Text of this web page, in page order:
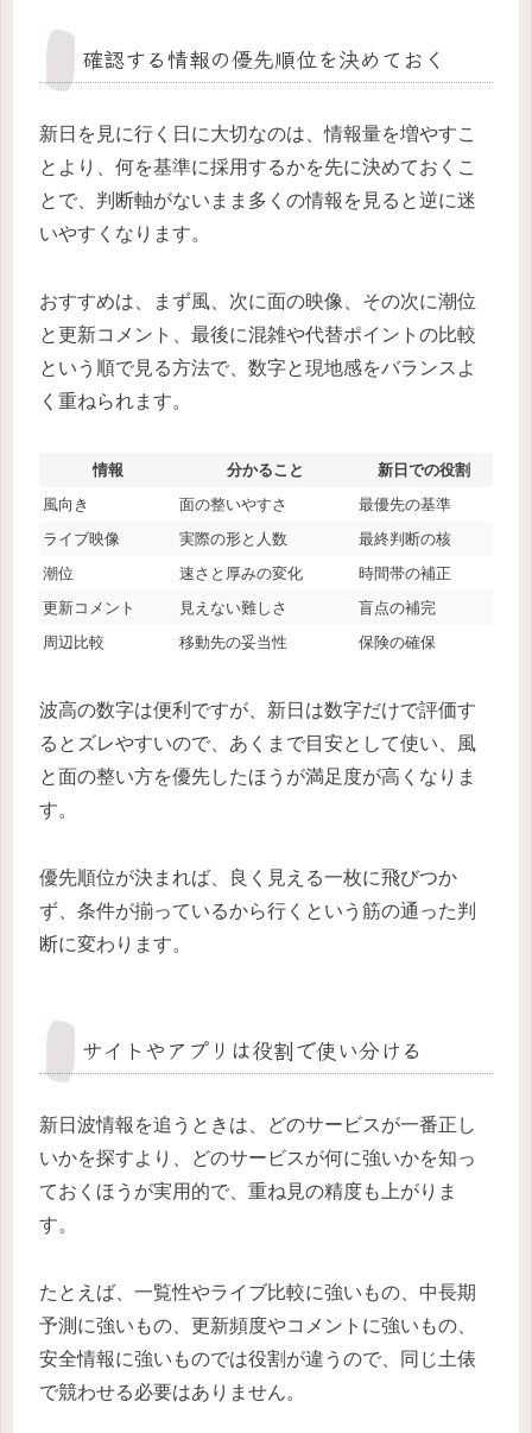
確認する情報の優先順位を決めておく
新日を見に行く日に大切なのは、情報量を増やすこ
とより、何を基準に採用するかを先に決めておくこ
とで、判断軸がないまま多くの情報を見ると逆に迷
いやすくなります。
おすすめは、まず風、次に面の映像、その次に潮位
と更新コメント、最後に混雑や代替ポイントの比較
という順で見る方法で、数字と現地感をバランスよ
く重ねられます。
情報 分かること
新日での役割
風向き
面の整いやすさ
最優先の基準
ライブ映像
実際の形と人数
最終判断の核
潮位
速さと厚みの変化
時間帯の補正
更新コメント
見えない難しさ
盲点の補完
周辺比較
移動先の妥当性 保険の確保
波高の数字は便利ですが、新日は数字だけで評価す
るとズレやすいので、あくまで目安として使い、風
と面の整い方を優先したほうが満足度が高くなりま
す。
優先順位が決まれば、良く見える一枚に飛びつか
ず、条件が揃っているから行くという筋の通った判
断に変わります。
サイトやアプリは役割で使い分ける
新日波情報を追うときは、どのサービスが一番正し
いかを探すより、どのサービスが何に強いかを知っ
ておくほうが実用的で、重ね見の精度も上がりま
す。
たとえば、一覧性やライブ比較に強いもの、中長期
予測に強いもの、更新頻度やコメントに強いもの、
安全情報に強いものでは役割が違うので、同じ土俵
で競わせる必要はありません。